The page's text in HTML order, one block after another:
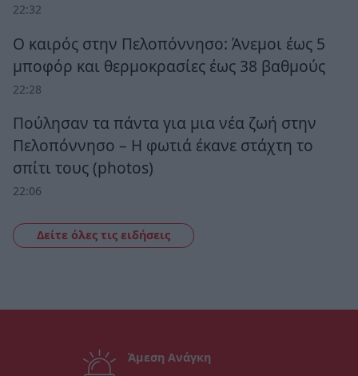
22:32
Ο καιρός στην Πελοπόννησο: Άνεμοι έως 5
μποφόρ και θερμοκρασίες έως 38 βαθμούς
22:28
Πούλησαν τα πάντα για μια νέα ζωή στην
Πελοπόννησο – Η φωτιά έκανε στάχτη το
σπίτι τους (photos)
22:06
Δείτε όλες τις ειδήσεις
Άμεση Ανάγκη